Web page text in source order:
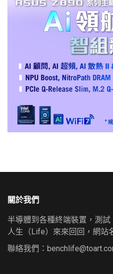
關於我們
半導體到各種終端裝置，測
人生（Life）來來回回，網站
聯絡我們：